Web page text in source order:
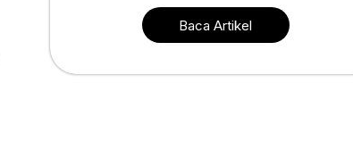
Baca Artikel